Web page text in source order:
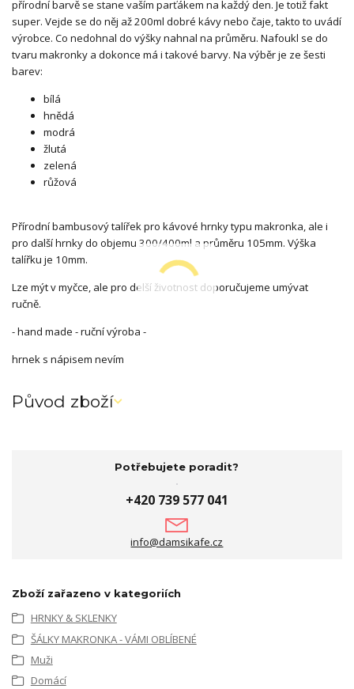
přírodní barvě se stane vaším parťákem na každý den. Je totiž fakt
super. Vejde se do něj až 200ml dobré kávy nebo čaje, takto to uvádí
výrobce. Co nedohnal do výšky nahnal na průměru. Nafoukl se do
tvaru makronky a dokonce má i takové barvy. Na výběr je ze šesti
barev:
bílá
hnědá
modrá
žlutá
zelená
růžová
Přírodní bambusový talířek pro kávové hrnky typu makronka, ale i
pro další hrnky do objemu 300/400ml a průměru 105mm. Výška
talířku je 10mm.
Lze mýt v myčce, ale pro delší životnost doporučujeme umývat
ručně.
- hand made - ruční výroba -
hrnek s nápisem nevím
Původ zboží
Potřebujete poradit?
+420 739 577 041
info@damsikafe.cz
Zboží zařazeno v kategoriích
HRNKY & SKLENKY
ŠÁLKY MAKRONKA - VÁMI OBLÍBENÉ
Muži
Domácí